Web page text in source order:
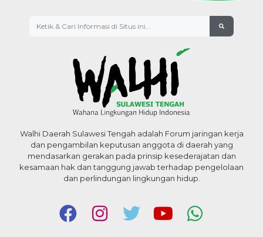
Walhi Daerah Sulawesi Tengah adalah Forum jaringan kerja
dan pengambilan keputusan anggota di daerah yang
mendasarkan gerakan pada prinsip kesederajatan dan
kesamaan hak dan tanggung jawab terhadap pengelolaan
dan perlindungan lingkungan hidup.